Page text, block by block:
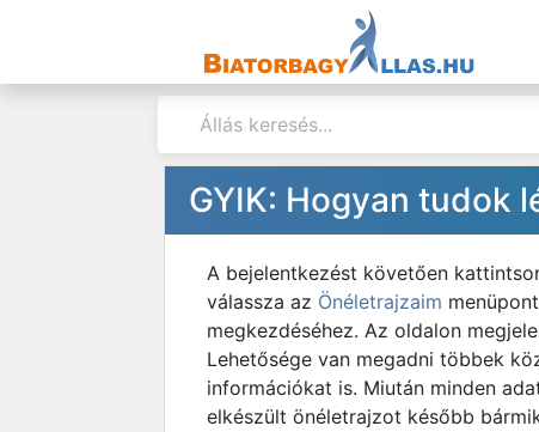
GYIK: Hogyan tudok
A bejelentkezést követően
válassza az Önéletrajzaim
megkezdéséhez. Az oldalon
Lehetősége van megadni többek
információkat is. Miután minden
elkészült önéletrajzot később